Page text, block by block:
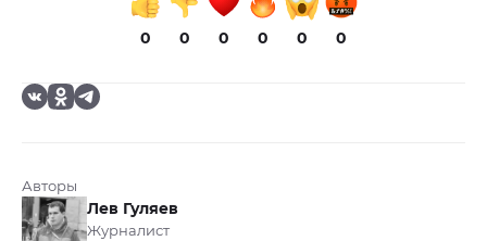
0 0 0 0 0 0
Авторы
Лев Гуляев
Журналист